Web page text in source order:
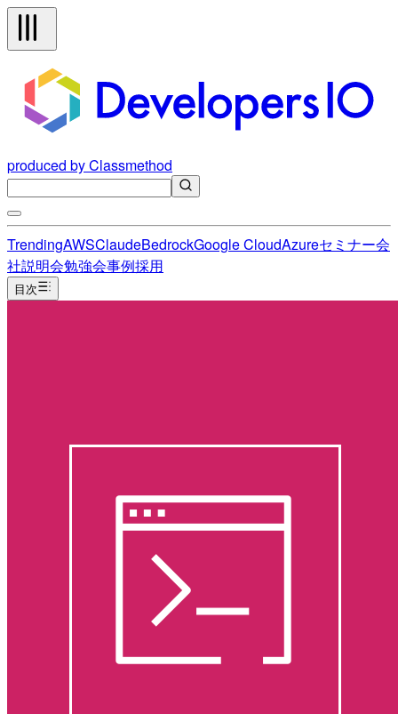
produced by Classmethod
TrendingAWSClaudeBedrockGoogle CloudAzureセミナー会
社説明会勉強会事例採用
目次